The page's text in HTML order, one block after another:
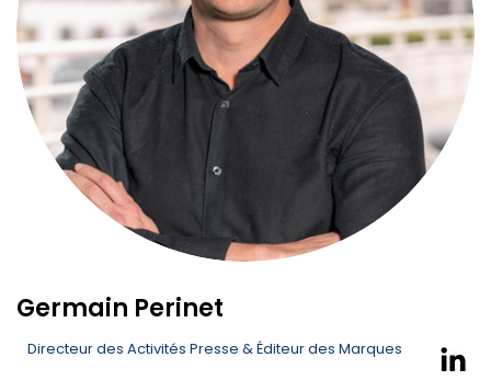
Germain Perinet
Directeur des Activités Presse & Éditeur des Marques